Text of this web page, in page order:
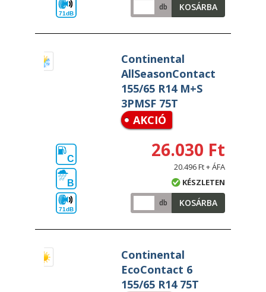
71dB
db KOSÁRBA
Continental
AllSeasonContact
155/65 R14 M+S
3PMSF 75T
AKCIÓ
C
B
71dB
26.030 Ft
20.496 Ft + ÁFA
KÉSZLETEN
db KOSÁRBA
Continental
EcoContact 6
155/65 R14 75T